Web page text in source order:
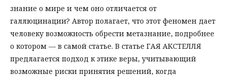
знание о мире и чем оно отличается от
галлюцинации? Автор полагает, что этот феномен дает
человеку возможность обрести метазнание, подробнее
о котором — в самой статье. В статье ГАЯ АКСТЕЛЛЯ
предлагается подход к этике веры, учитывающий
возможные риски принятия решений, когда